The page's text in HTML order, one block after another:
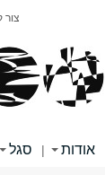
צור
אודות | סגל